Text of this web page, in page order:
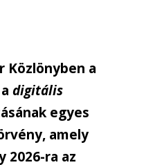
Közlönyben a
digitális
egyes
amely
2026-ra az